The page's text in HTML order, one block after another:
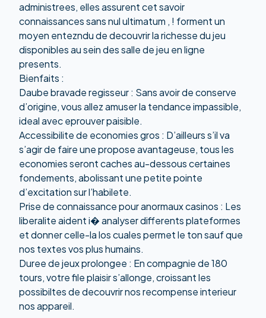
administrees, elles assurent cet savoir
connaissances sans nul ultimatum , ! forment un
moyen entezndu de decouvrir la richesse du jeu
disponibles au sein des salle de jeu en ligne
presents.
Bienfaits :
Daube bravade regisseur : Sans avoir de conserve
d’origine, vous allez amuser la tendance impassible,
ideal avec eprouver paisible.
Accessibilite de economies gros : D’ailleurs s’il va
s’agir de faire une propose avantageuse, tous les
economies seront caches au-dessous certaines
fondements, abolissant une petite pointe
d’excitation sur l’habilete.
Prise de connaissance pour anormaux casinos : Les
liberalite aident i� analyser differents plateformes
et donner celle-la los cuales permet le ton sauf que
nos textes vos plus humains.
Duree de jeux prolongee : En compagnie de 180
tours, votre file plaisir s’allonge, croissant les
possibiltes de decouvrir nos recompense interieur
nos appareil.